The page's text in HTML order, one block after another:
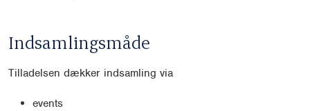
Indsamlingsmåde
Tilladelsen dækker indsamling via
events